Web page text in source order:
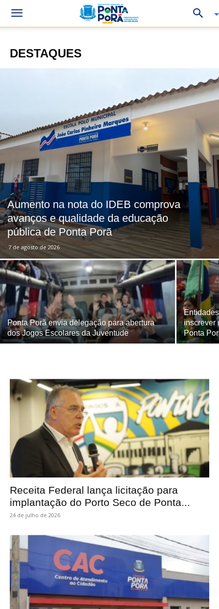
DESTAQUES
Aumento na nota do IDEB comprova
avanços e qualidade da educação
pública de Ponta Porã
7 de agosto de 2026
Ponta Porã envia delegação para abertura
dos Jogos Escolares da Juventude
inscrever
Ponta
Receita Federal lança licitação para
implantação do Porto Seco de Ponta...
24 de julho de 2026